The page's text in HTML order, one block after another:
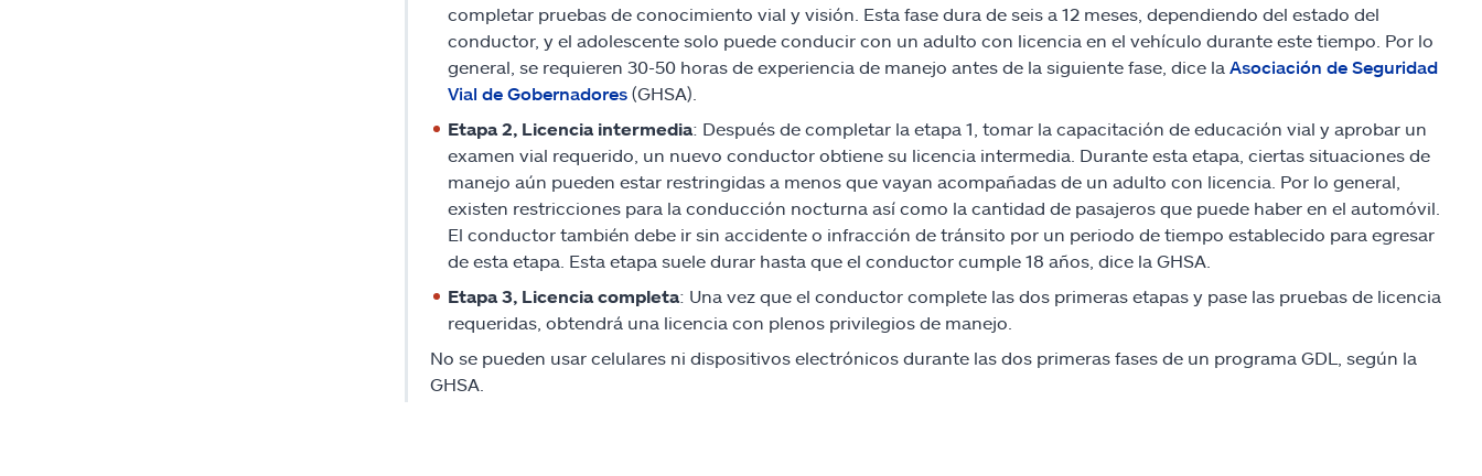
completar pruebas de conocimiento vial y visión. Esta fase dura de seis a 12 meses, dependiendo del estado del
conductor, y el adolescente solo puede conducir con un adulto con licencia en el vehículo durante este tiempo. Por lo
general, se requieren 30-50 horas de experiencia de manejo antes de la siguiente fase, dice la Asociación de Seguridad
Vial de Gobernadores(GHSA).
Etapa 2, Licencia intermedia: Después de completar la etapa 1, tomar la capacitación de educación vial y aprobar un
examen vial requerido, un nuevo conductor obtiene su licencia intermedia. Durante esta etapa, ciertas situaciones de
manejo aún pueden estar restringidas a menos que vayan acompañadas de un adulto con licencia. Por lo general,
existen restricciones para la conducción nocturna así como la cantidad de pasajeros que puede haber en el automóvil.
El conductor también debe ir sin accidente o infracción de tránsito por un periodo de tiempo establecido para egresar
de esta etapa. Esta etapa suele durar hasta que el conductor cumple 18 años, dice la GHSA.
Etapa 3, Licencia completa: Una vez que el conductor complete las dos primeras etapas y pase las pruebas de licencia
requeridas, obtendrá una licencia con plenos privilegios de manejo.
No se pueden usar celulares ni dispositivos electrónicos durante las dos primeras fases de un programa GDL, según la
GHSA.